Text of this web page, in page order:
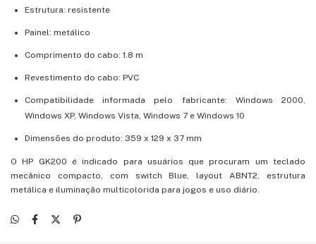
Estrutura: resistente
Painel: metálico
Comprimento do cabo: 1.8 m
Revestimento do cabo: PVC
Compatibilidade informada pelo fabricante: Windows 2000,
Windows XP, Windows Vista, Windows 7 e Windows 10
Dimensões do produto: 359 x 129 x 37 mm
O HP GK200 é indicado para usuários que procuram um teclado
mecânico compacto, com switch Blue, layout ABNT2, estrutura
metálica e iluminação multicolorida para jogos e uso diário.